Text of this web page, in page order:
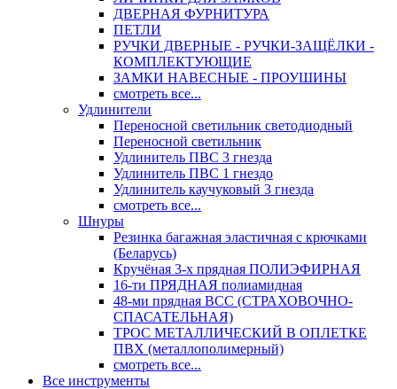
ДВЕРНАЯ ФУРНИТУРА
ПЕТЛИ
РУЧКИ ДВЕРНЫЕ - РУЧКИ-ЗАЩЁЛКИ -
КОМПЛЕКТУЮЩИЕ
ЗАМКИ НАВЕСНЫЕ - ПРОУШИНЫ
смотреть все...
Удлинители
Переносной светильник светодиодный
Переносной светильник
Удлинитель ПВС 3 гнезда
Удлинитель ПВС 1 гнездо
Удлинитель каучуковый 3 гнезда
смотреть все...
Шнуры
Резинка багажная эластичная с крючками
(Беларусь)
Кручёная 3-х прядная ПОЛИЭФИРНАЯ
16-ти ПРЯДНАЯ полиамидная
48-ми прядная ВСС (СТРАХОВОЧНО-
СПАСАТЕЛЬНАЯ)
ТРОС МЕТАЛЛИЧЕСКИЙ В ОПЛЕТКЕ
ПВХ (металлополимерный)
смотреть все...
Все инструменты